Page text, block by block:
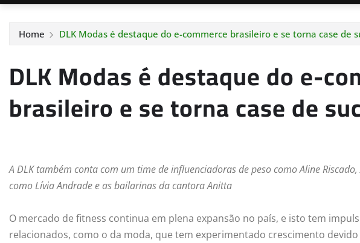
Home DLK Modas é destaque do e-commerce brasileiro e se torna case de
DLK Modas é destaque do e-
brasileiro e se torna case de
A DLK também conta com um time de influenciadoras de peso como Aline
como Lívia Andrade e as bailarinas da cantora Anitta
O mercado de fitness continua em plena expansão no país, e isto tem
relacionados, como o da moda, que tem experimentado crescimento